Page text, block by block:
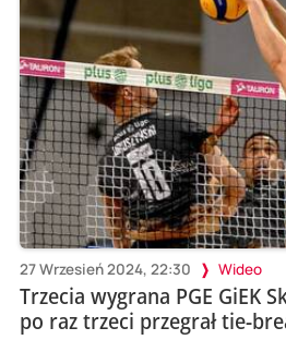
27 Wrzesień 2024, 22:30 Wideo
Trzecia wygrana PGE GiEK
po raz trzeci przegrał tie-